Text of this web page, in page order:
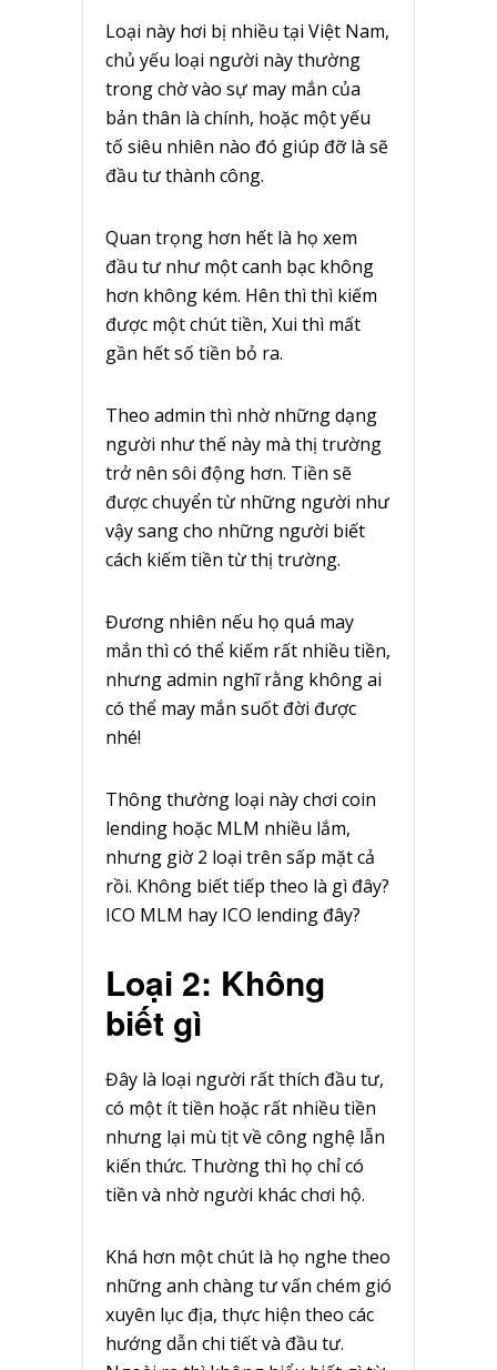
Loại này hơi bị nhiều tại Việt Nam,
chủ yếu loại người này thường
trong chờ vào sự may mắn của
bản thân là chính, hoặc một yếu
tố siêu nhiên nào đó giúp đỡ là sẽ
đầu tư thành công.
Quan trọng hơn hết là họ xem
đầu tư như một canh bạc không
hơn không kém. Hên thì thì kiếm
được một chút tiền, Xui thì mất
gần hết số tiền bỏ ra.
Theo admin thì nhờ những dạng
người như thế này mà thị trường
trở nên sôi động hơn. Tiền sẽ
được chuyển từ những người như
vậy sang cho những người biết
cách kiếm tiền từ thị trường.
Đương nhiên nếu họ quá may
mắn thì có thể kiếm rất nhiều tiền,
nhưng admin nghĩ rằng không ai
có thể may mắn suốt đời được
nhé!
Thông thường loại này chơi coin
lending hoặc MLM nhiều lắm,
nhưng giờ 2 loại trên sấp mặt cả
rồi. Không biết tiếp theo là gì đây?
ICO MLM hay ICO lending đây?
Loại 2: Không
biết gì
Đây là loại người rất thích đầu tư,
có một ít tiền hoặc rất nhiều tiền
nhưng lại mù tịt về công nghệ lẫn
kiến thức. Thường thì họ chỉ có
tiền và nhờ người khác chơi hộ.
Khá hơn một chút là họ nghe theo
những anh chàng tư vấn chém gió
xuyên lục địa, thực hiện theo các
hướng dẫn chi tiết và đầu tư.